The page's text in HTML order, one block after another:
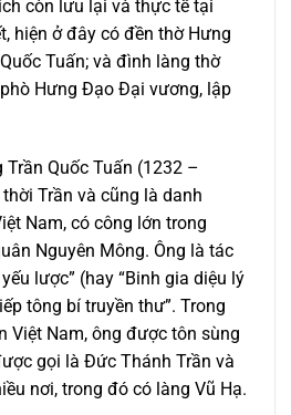
còn lưu lại và thực tế tại
hiện ở đây có đền thờ Hưng
Tuấn; và đình làng thờ
Hưng Đạo Đại vương, lập
Quốc Tuấn (1232 –
Trần và cũng là danh
Nam, có công lớn trong
Nguyên Mông. Ông là tác
lược” (hay “Binh gia diệu lý
tông bí truyền thư”. Trong
Việt Nam, ông được tôn sùng
gọi là Đức Thánh Trần và
nơi, trong đó có làng Vũ Hạ.